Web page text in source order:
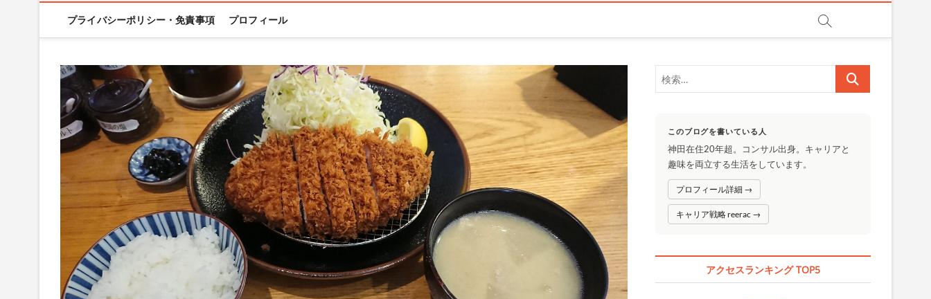
プライバシーポリシー・免責事項 プロフィール
索…
このブログを書いている人
神田在住20年超。コンサル出身。キャリアと
趣味を両立する生活をしています。
プロフィール詳細 →
キャリア戦略 reerac →
アクセスランキング TOP5